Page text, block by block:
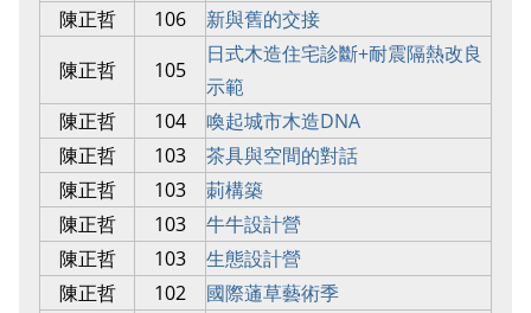
陳正哲
106
新與舊的交接
陳正哲
105
日式木造住宅診斷+耐震隔熱改良
示範
陳正哲
104
喚起城市木造DNA
陳正哲
103
茶具與空間的對話
陳正哲
103
莿構築
陳正哲
103
牛牛設計營
陳正哲
103
生態設計營
陳正哲
102
國際蓪草藝術季